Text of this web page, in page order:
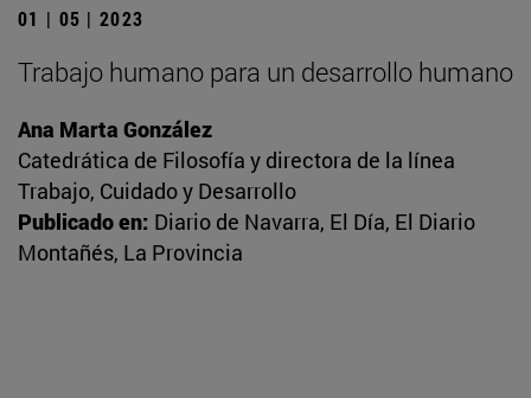
01 | 05 | 2023
Trabajo humano para un desarrollo humano
Ana Marta González
Catedrática de Filosofía y directora de la línea
Trabajo, Cuidado y Desarrollo
Publicado en: Diario de Navarra, El Día, El Diario
Montañés, La Provincia